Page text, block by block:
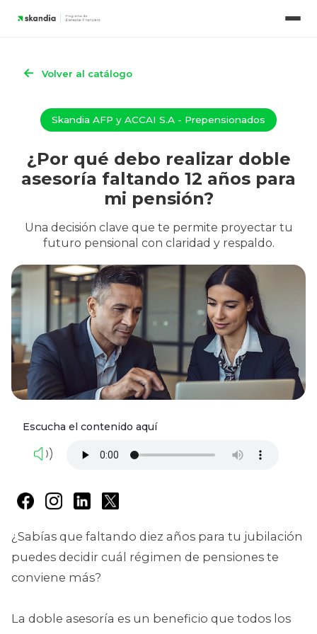
Porque debo realizar doble asesoria
Simuladores
← Volver al catálogo
Skandia AFP y ACCAI S.A - Prepensionados
¿Por qué debo realizar doble
asesoría faltando 12 años para
mi pensión?
Una decisión clave que te permite proyectar tu
futuro pensional con claridad y respaldo.
Escucha el contenido aquí
¿Sabías que faltando diez años para tu jubilación
puedes decidir cuál régimen de pensiones te
conviene más?
La doble asesoría es un beneficio que todos los